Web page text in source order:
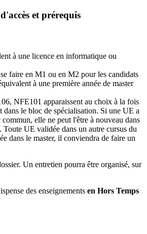
et prérequis
à une licence en informatique ou
faire en M1 ou en M2 pour les candidats
à une première année de master
NFE101 apparaissent au choix à la fois
dans le bloc de spécialisation. Si une UE a
elle ne peut l'être à nouveau dans
Toute UE validée dans un autre cursus du
dans le master, il conviendra de faire un
Un entretien pourra être organisé, sur
des enseignements en Hors Temps